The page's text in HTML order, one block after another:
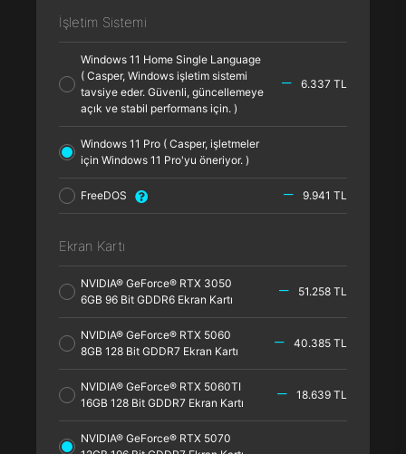
İşletim Sistemi
Windows 11 Home Single Language
( Casper, Windows işletim sistemi
tavsiye eder. Güvenli, güncellemeye
açık ve stabil performans için. )
6.337 TL
Windows 11 Pro ( Casper, işletmeler
için Windows 11 Pro'yu öneriyor. )
FreeDOS 9.941 TL
Ekran Kartı
NVIDIA® GeForce® RTX 3050
6GB 96 Bit GDDR6 Ekran Kartı
51.258 TL
NVIDIA® GeForce® RTX 5060
8GB 128 Bit GDDR7 Ekran Kartı
40.385 TL
NVIDIA® GeForce® RTX 5060TI
16GB 128 Bit GDDR7 Ekran Kartı
18.639 TL
NVIDIA® GeForce® RTX 5070